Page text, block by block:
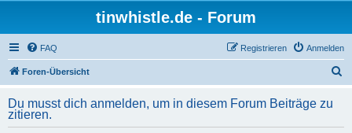
tinwhistle.de - Forum
FAQ Anmelden
Registrieren
Foren-Übersicht
h
Du musst dich anmelden, um in diesem Forum Beiträge zu
zitieren.